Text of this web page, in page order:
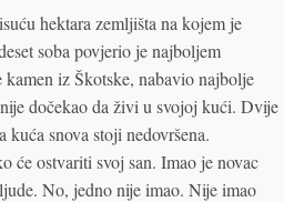
hektara zemljišta na kojem je
soba povjerio je najboljem
iz Škotske, nabavio najbolje
dočekao da živi u svojoj kući. Dvije
snova stoji nedovršena.
će ostvariti svoj san. Imao je novac
No, jedno nije imao. Nije imao